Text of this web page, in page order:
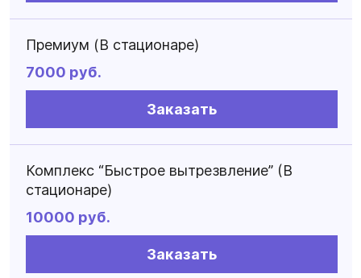
Премиум (В стационаре)
7000 руб.
Заказать
Комплекс “Быстрое вытрезвление” (В
стационаре)
10000 руб.
Заказать